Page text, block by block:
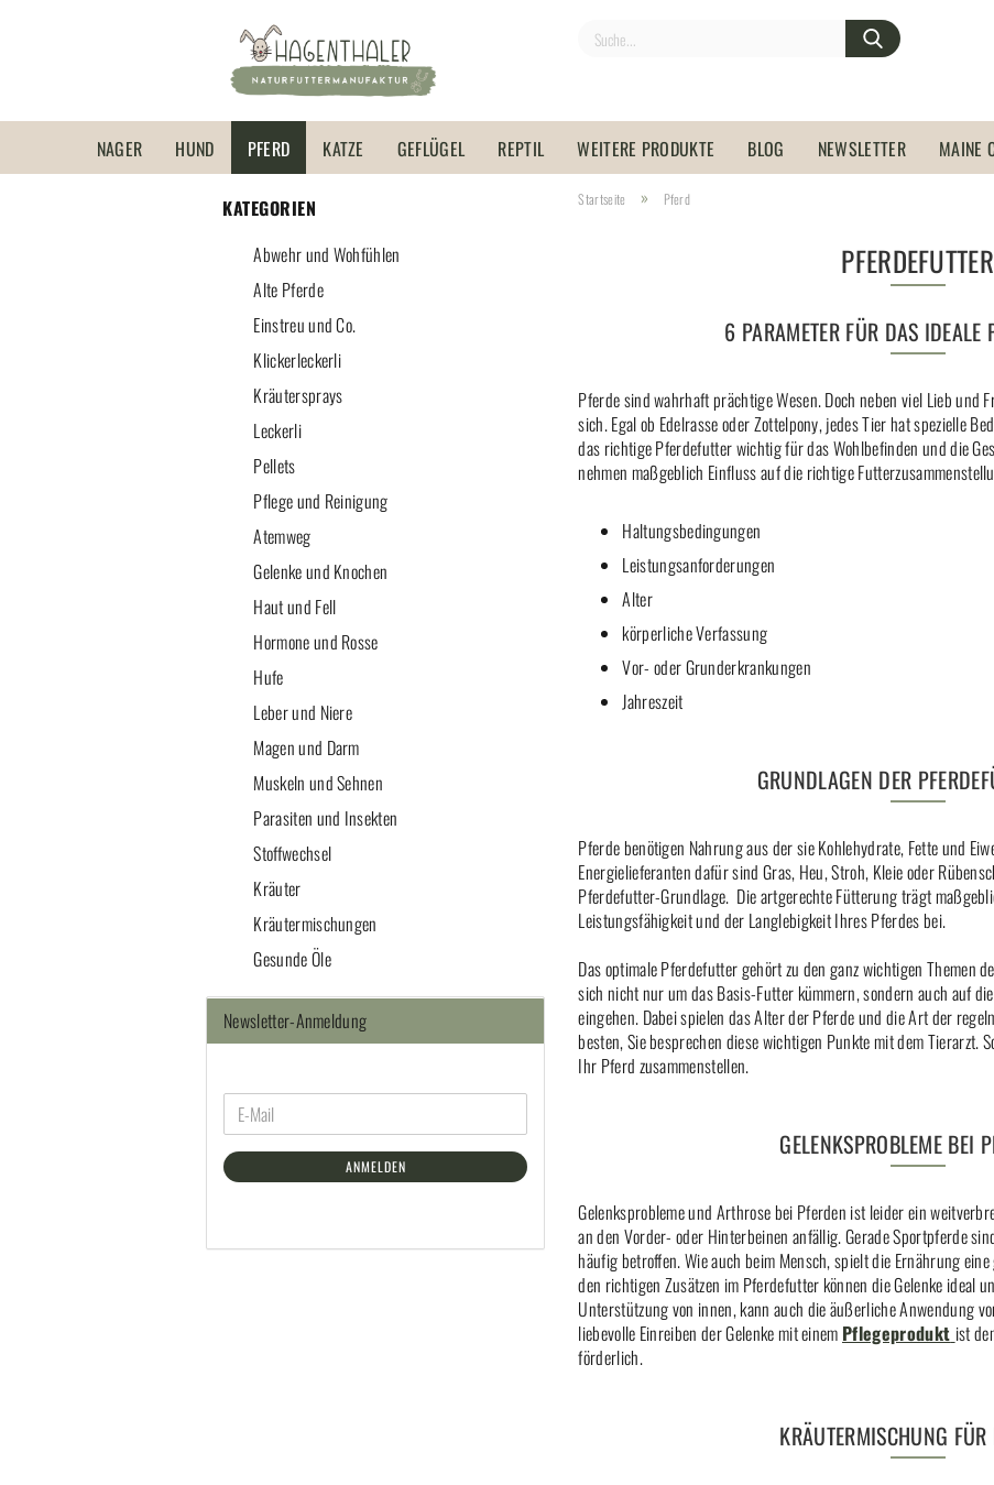
NAGER HUND PFERD KATZE GEFLÜGEL REPTIL WEITERE PRODUKTE BLOG NEWSLETTER MAINE
Startseite » Pferd
PFERDEFUTTER
6 PARAMETER FÜR DAS IDEALE
Pferde sind wahrhaft prächtige Wesen. Doch neben viel Lieb und
sich. Egal ob Edelrasse oder Zottelpony, jedes Tier hat spezielle
das richtige Pferdefutter wichtig für das Wohlbefinden und die
nehmen maßgeblich Einfluss auf die richtige
Haltungsbedingungen
Leistungsanforderungen
Alter
körperliche Verfassung
Vor- oder Grunderkrankungen
Jahreszeit
GRUNDLAGEN DER
Pferde benötigen Nahrung aus der sie Kohlehydrate, Fette und
Energielieferanten dafür sind Gras, Heu, Stroh, Kleie oder
Pferdefutter-Grundlage. Die artgerechte Fütterung trägt
Leistungsfähigkeit und der Langlebigkeit Ihres Pferdes bei.
Das optimale Pferdefutter gehört zu den ganz wichtigen Themen
sich nicht nur um das Basis-Futter kümmern, sondern auch auf
eingehen. Dabei spielen das Alter der Pferde und die Art der
besten, Sie besprechen diese wichtigen Punkte mit dem Tierarzt.
Ihr Pferd zusammenstellen.
GELENKSPROBLEME BEI
Gelenksprobleme und Arthrose bei Pferden ist leider ein
an den Vorder- oder Hinterbeinen anfällig. Gerade Sportpferde
häufig betroffen. Wie auch beim Mensch, spielt die Ernährung
den richtigen Zusätzen im Pferdefutter können die Gelenke ideal
Unterstützung von innen, kann auch die äußerliche Anwendung
liebevolle Einreiben der Gelenke mit einem Pflegeprodukt ist
förderlich.
KRÄUTERMISCHUNG FÜR
KATEGORIEN
Abwehr und Wohfühlen
Alte Pferde
Einstreu und Co.
Klickerleckerli
Kräutersprays
Leckerli
Pellets
Pflege und Reinigung
Atemweg
Gelenke und Knochen
Haut und Fell
Hormone und Rosse
Hufe
Leber und Niere
Magen und Darm
Muskeln und Sehnen
Parasiten und Insekten
Stoffwechsel
Kräuter
Kräutermischungen
Gesunde Öle
Newsletter-Anmeldung
ANMELDEN